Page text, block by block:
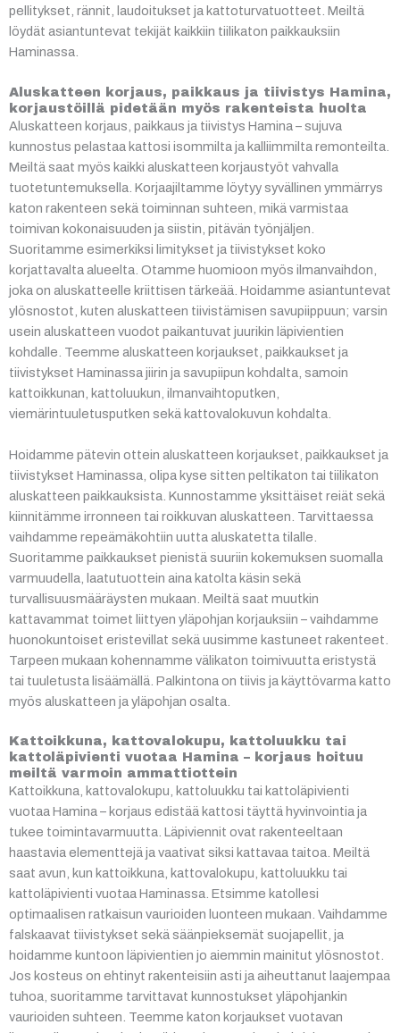
pellitykset, rännit, laudoitukset ja kattoturvatuotteet. Meiltä
löydät asiantuntevat tekijät kaikkiin tiilikaton paikkauksiin
Haminassa.
Aluskatteen korjaus, paikkaus ja tiivistys Hamina,
korjaustöillä pidetään myös rakenteista huolta
Aluskatteen korjaus, paikkaus ja tiivistys Hamina – sujuva
kunnostus pelastaa kattosi isommilta ja kalliimmilta remonteilta.
Meiltä saat myös kaikki aluskatteen korjaustyöt vahvalla
tuotetuntemuksella. Korjaajiltamme löytyy syvällinen ymmärrys
katon rakenteen sekä toiminnan suhteen, mikä varmistaa
toimivan kokonaisuuden ja siistin, pitävän työnjäljen.
Suoritamme esimerkiksi limitykset ja tiivistykset koko
korjattavalta alueelta. Otamme huomioon myös ilmanvaihdon,
joka on aluskatteelle kriittisen tärkeää. Hoidamme asiantuntevat
ylösnostot, kuten aluskatteen tiivistämisen savupiippuun; varsin
usein aluskatteen vuodot paikantuvat juurikin läpivientien
kohdalle. Teemme aluskatteen korjaukset, paikkaukset ja
tiivistykset Haminassa jiirin ja savupiipun kohdalta, samoin
kattoikkunan, kattoluukun, ilmanvaihtoputken,
viemärintuuletusputken sekä kattovalokuvun kohdalta.
Hoidamme pätevin ottein aluskatteen korjaukset, paikkaukset ja
tiivistykset Haminassa, olipa kyse sitten peltikaton tai tiilikaton
aluskatteen paikkauksista. Kunnostamme yksittäiset reiät sekä
kiinnitämme irronneen tai roikkuvan aluskatteen. Tarvittaessa
vaihdamme repeämäkohtiin uutta aluskatetta tilalle.
Suoritamme paikkaukset pienistä suuriin kokemuksen suomalla
varmuudella, laatutuottein aina katolta käsin sekä
turvallisuusmääräysten mukaan. Meiltä saat muutkin
kattavammat toimet liittyen yläpohjan korjauksiin – vaihdamme
huonokuntoiset eristevillat sekä uusimme kastuneet rakenteet.
Tarpeen mukaan kohennamme välikaton toimivuutta eristystä
tai tuuletusta lisäämällä. Palkintona on tiivis ja käyttövarma katto
myös aluskatteen ja yläpohjan osalta.
Kattoikkuna, kattovalokupu, kattoluukku tai
kattoläpivienti vuotaa Hamina – korjaus hoituu
meiltä varmoin ammattiottein
Kattoikkuna, kattovalokupu, kattoluukku tai kattoläpivienti
vuotaa Hamina – korjaus edistää kattosi täyttä hyvinvointia ja
tukee toimintavarmuutta. Läpiviennit ovat rakenteeltaan
haastavia elementtejä ja vaativat siksi kattavaa taitoa. Meiltä
saat avun, kun kattoikkuna, kattovalokupu, kattoluukku tai
kattoläpivienti vuotaa Haminassa. Etsimme katollesi
optimaalisen ratkaisun vaurioiden luonteen mukaan. Vaihdamme
falskaavat tiivistykset sekä säänpieksemät suojapellit, ja
hoidamme kuntoon läpivientien jo aiemmin mainitut ylösnostot.
Jos kosteus on ehtinyt rakenteisiin asti ja aiheuttanut laajempaa
tuhoa, suoritamme tarvittavat kunnostukset yläpohjankin
vaurioiden suhteen. Teemme katon korjaukset vuotavan